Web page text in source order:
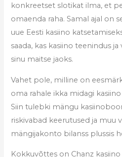
konkreetset slotikat ilma, et
omaenda raha. Samal ajal on
uue Eesti kasiino
saada, kas kasiino teenindus
sinu maitse jaoks.
Vahet pole, milline on
oma rahale ikka midagi
Siin tulebki mängu
riskivabad keerutused ja muu
mängijakonto bilanss plussis
Kokkuvõttes on Chanz